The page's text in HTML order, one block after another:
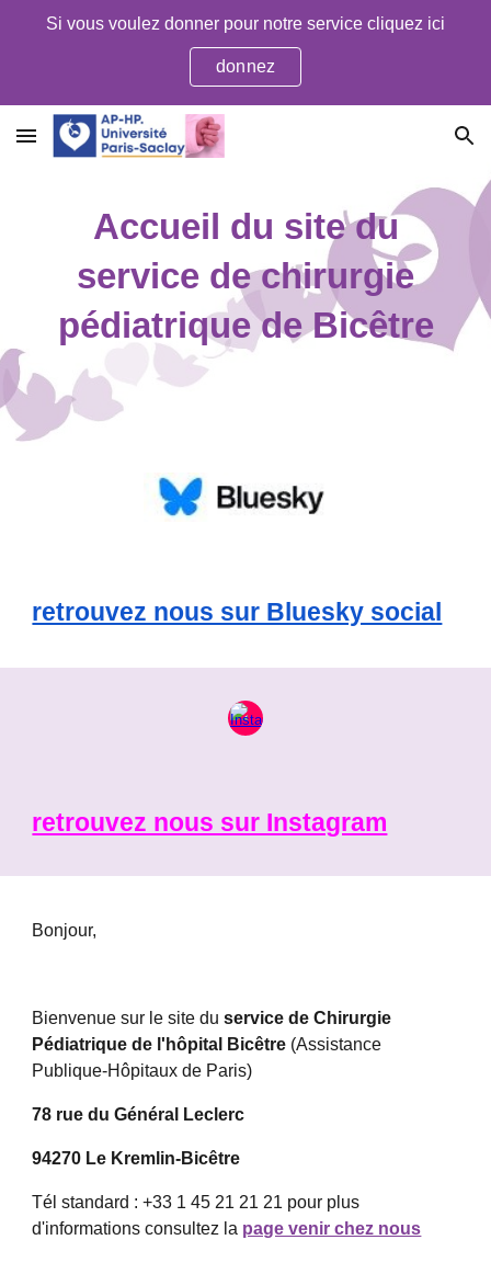
Si vous voulez donner pour notre service cliquez ici
donnez
Accueil du site du
service de chirurgie
pédiatrique de Bicêtre
retrouvez nous sur Bluesky social
retrouvez nous sur Instagram
Bonjour,
Bienvenue sur le site duservice de Chirurgie
Pédiatrique de l'hôpital Bicêtre (Assistance
Publique-Hôpitaux de Paris)
78 rue du Général Leclerc
94270 Le Kremlin-Bicêtre
Tél standard : +33 1 45 21 21 21 pour plus
d'informations consultez la page venir chez nous